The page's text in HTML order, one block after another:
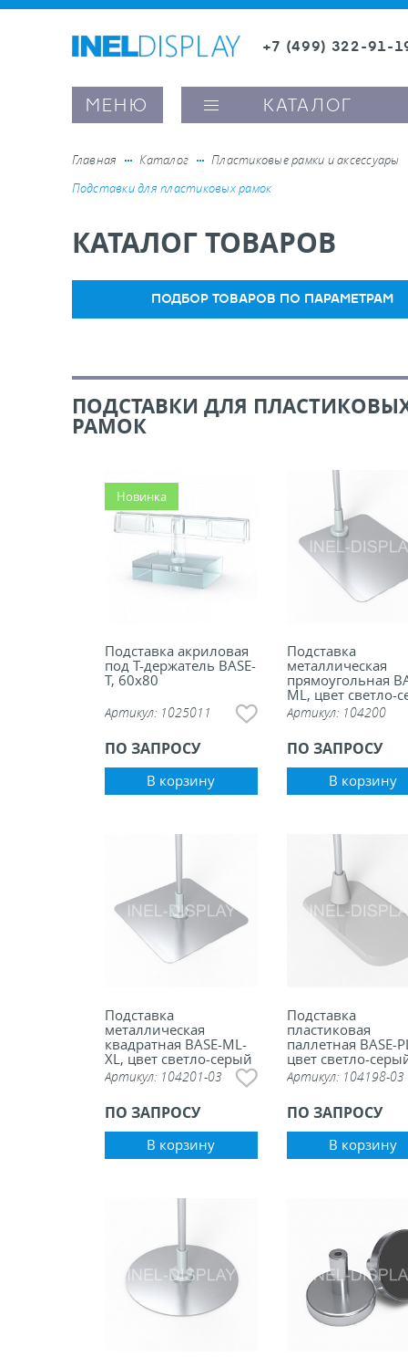
+7 (499) 322-91-
МЕНЮ КАТАЛОГ
вывесок и шелфтокеры
оборудование, комплектующие
ценников
рамки и аксессуары
напольные, подвесные, на полку
конструкции из алюминиевого
Главная Каталог
Пластиковые рамки и аксессуары
Подставки для пластиковых рамок
КАТАЛОГ ТОВАРОВ
ПОДБОР ТОВАРОВ ПО ПАРАМЕТРАМ
ПОДСТАВКИ ДЛЯ
РАМОК
Новинка
Подставка акриловая
под Т-держатель BASE-
T, 60х80
Артикул: 1025011
ПО ЗАПРОСУ
В корзину
Подставка
металлическая
прямоугольная
ML, цвет светло-
Артикул: 104200
ПО ЗАПРОСУ
В корзину
Подставка
металлическая
квадратная BASE-ML-
XL, цвет светло-серый
Артикул: 104201-03
ПО ЗАПРОСУ
В корзину
Подставка
пластиковая
паллетная BASE-
цвет светло-
Артикул: 104198-03
ПО ЗАПРОСУ
В корзину